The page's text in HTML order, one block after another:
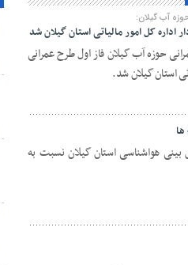
آب گیلان:
حوزه آب گیلان فاز اول طرح عمرانی
بینی هواشناسی استان گیلان نسبت به